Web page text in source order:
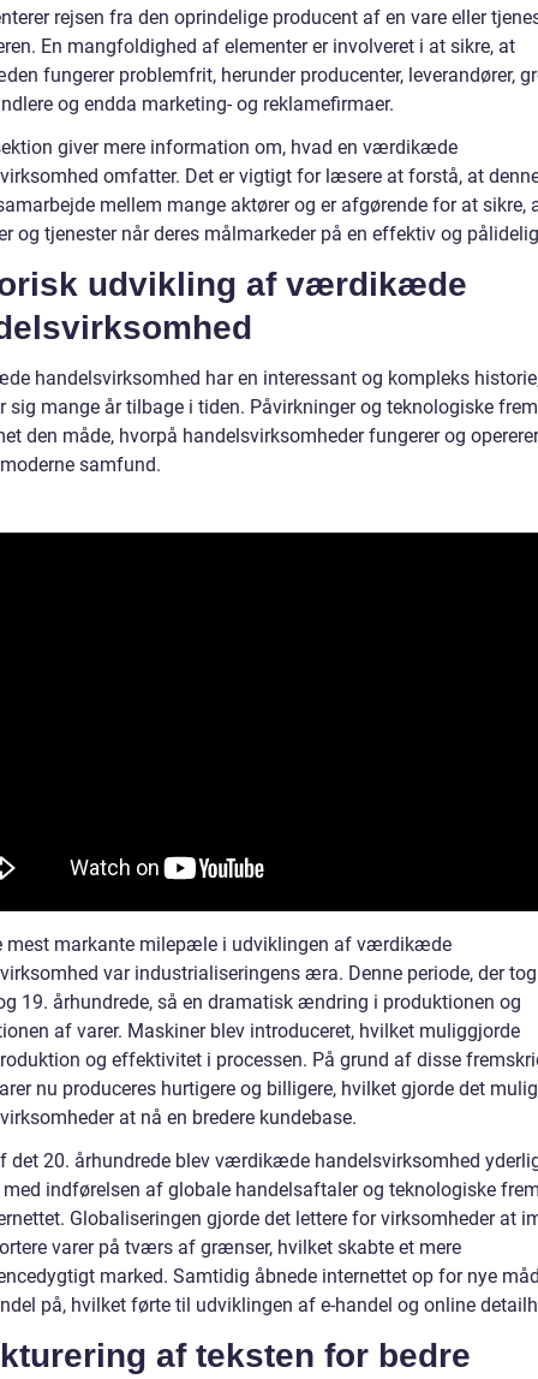
rejsen fra den oprindelige producent af en vare eller
En mangfoldighed af elementer er involveret i at sikre, at
fungerer problemfrit, herunder producenter, leverandører,
og endda marketing- og reklamefirmaer.
giver mere information om, hvad en værdikæde
omfatter. Det er vigtigt for læsere at forstå, at
mellem mange aktører og er afgørende for at sikre,
og tjenester når deres målmarkeder på en effektiv og
udvikling af værdikæde
handelsvirksomhed har en interessant og kompleks
sig mange år tilbage i tiden. Påvirkninger og teknologiske
den måde, hvorpå handelsvirksomheder fungerer og
samfund.
mest markante milepæle i udviklingen af værdikæde
var industrialiseringens æra. Denne periode, der
19. århundrede, så en dramatisk ændring i produktionen og
af varer. Maskiner blev introduceret, hvilket muliggjorde
og effektivitet i processen. På grund af disse
nu produceres hurtigere og billigere, hvilket gjorde det
at nå en bredere kundebase.
det 20. århundrede blev værdikæde handelsvirksomhed
indførelsen af globale handelsaftaler og teknologiske
Globaliseringen gjorde det lettere for virksomheder at
varer på tværs af grænser, hvilket skabte et mere
marked. Samtidig åbnede internettet op for nye
på, hvilket førte til udviklingen af e-handel og online
af teksten for bedre